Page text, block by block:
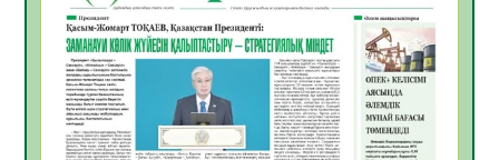
ӘРБІР ДАУЫС – ҚОҒАМ ДАМУЫНА
ҚОСЫЛҒАН ҮЛЕС
05.08.2026
25
ҚҰРЫЛТАЙ САЙЛАУЫ – БІРЛІК ПЕН
ЖАУАПКЕРШІЛІККЕ БАСТАЙТЫН ҚАДАМ